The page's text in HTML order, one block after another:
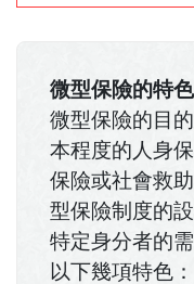
微型保險的特色
微型保險的目
本程度的人身
保險或社會救
型保險制度的
特定身分者的
以下幾項特色：